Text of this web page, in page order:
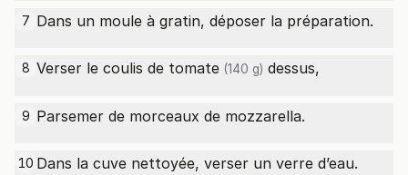
7 Dans un moule à gratin, déposer la préparation.
8 Verser le coulis de tomate (140 g) dessus,
9 Parsemer de morceaux de mozzarella.
10 Dans la cuve nettoyée, verser un verre d’eau.